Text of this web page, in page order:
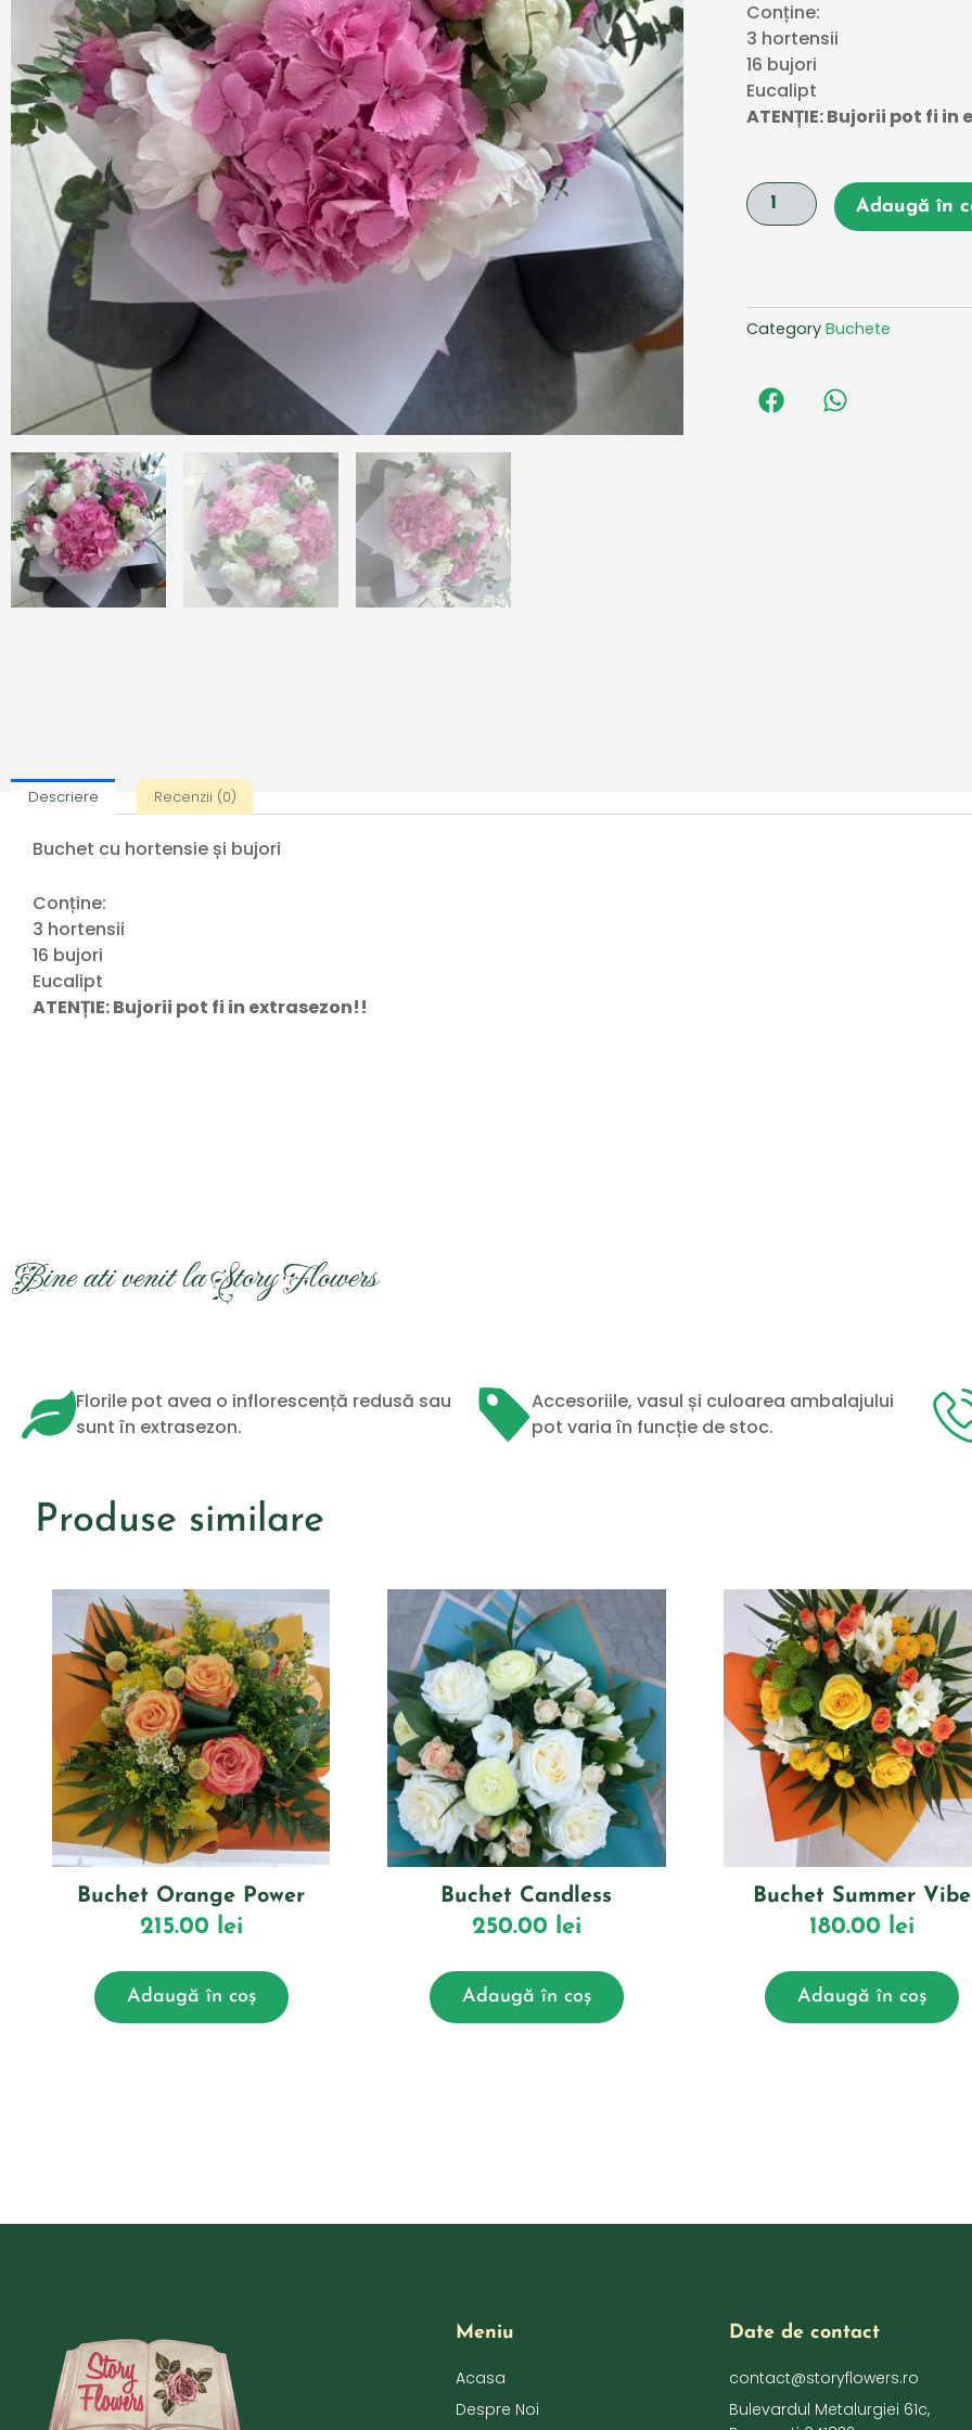
Conține:
3 hortensii
16 bujori
Eucalipt
ATENȚIE: Bujorii pot fi
Cantitate
Buchet
bujori
Adaugă în
Category Buchete
Descriere Recenzii (0)
Buchet cu hortensie și bujori
Conține:
3 hortensii
16 bujori
Eucalipt
ATENȚIE: Bujorii pot fi in extrasezon!!
Bine ati venit la Story Flowers
Florile pot avea o inflorescență redusă sau
sunt în extrasezon.
Accesoriile, vasul și culoarea ambalajului
pot varia în funcție de stoc.
Produse similare
Buchet Orange Power
215.00 lei
Adaugă în coș
Buchet Candless
250.00 lei
Adaugă în coș
Buchet Summer Vibe
180.00 lei
Adaugă în coș
Meniu
Acasa
Despre Noi
Date de contact
contact@storyflowers.ro
Bulevardul Metalurgiei 61c,